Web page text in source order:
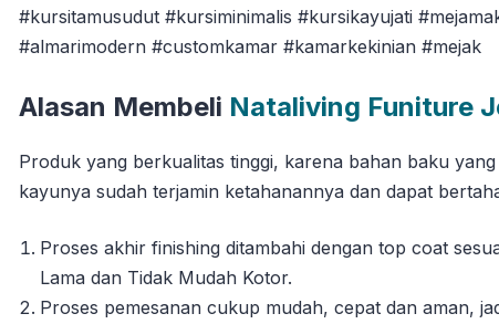
#kursitamusudut #kursiminimalis #kursikayujati
#almarimodern #customkamar #kamarkekinian #mejak
Alasan Membeli Nataliving Funiture
Produk yang berkualitas tinggi, karena bahan baku
kayunya sudah terjamin ketahanannya dan dapat
Proses akhir finishing ditambahi dengan top coat
Lama dan Tidak Mudah Kotor.
Proses pemesanan cukup mudah, cepat dan aman,